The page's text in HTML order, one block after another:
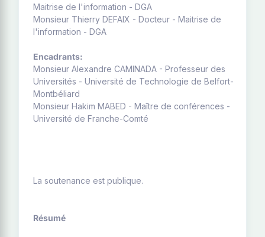
Maitrise de l'information - DGA
Monsieur Thierry DEFAIX - Docteur - Maitrise de
l'information - DGA
Encadrants:
Monsieur Alexandre CAMINADA - Professeur des
Universités - Université de Technologie de Belfort-
Montbéliard
Monsieur Hakim MABED - Maître de conférences -
Université de Franche-Comté
La soutenance est publique.
Résumé